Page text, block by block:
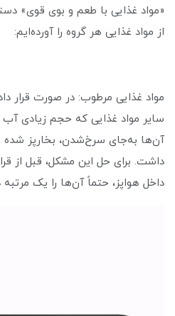
«مواد غذایی با طعم و بوی قوی»
از مواد غذایی هر گروه را آورده‌ایم:
مواد غذایی مرطوب: در صورت قرار
سایر مواد غذایی که حجم زیادی آب
آن‌ها به‌جای سرخ‌شدن، بخارپز شده
داشت. برای حل این مشکل، قبل از
داخل هواپز، حتماً آن‌ها را یک مرتبه